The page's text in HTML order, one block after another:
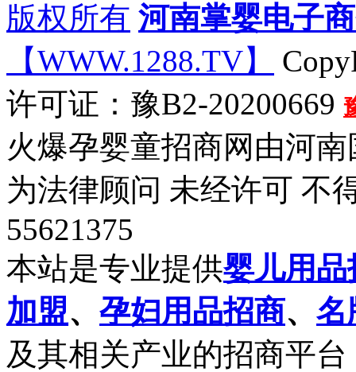
版权所有 河南掌婴电子
【WWW.1288.TV】
许可证：豫B2-20200669
火爆孕婴童招商网由河
为法律顾问 未经许可 不
55621375
本站是专业提供婴儿用品
加盟、 孕妇用品招商、 名
及其相关产业的招商平台